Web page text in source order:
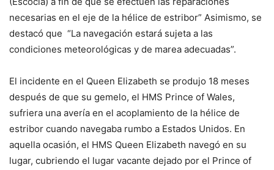
necesarias en el eje de la hélice de estribor” Asimismo, se
destacó que “La navegación estará sujeta a las
condiciones meteorológicas y de marea adecuadas”.
El incidente en el Queen Elizabeth se produjo 18 meses
después de que su gemelo, el HMS Prince of Wales,
sufriera una avería en el acoplamiento de la hélice de
estribor cuando navegaba rumbo a Estados Unidos. En
aquella ocasión, el HMS Queen Elizabeth navegó en su
lugar, cubriendo el lugar vacante dejado por el Prince of